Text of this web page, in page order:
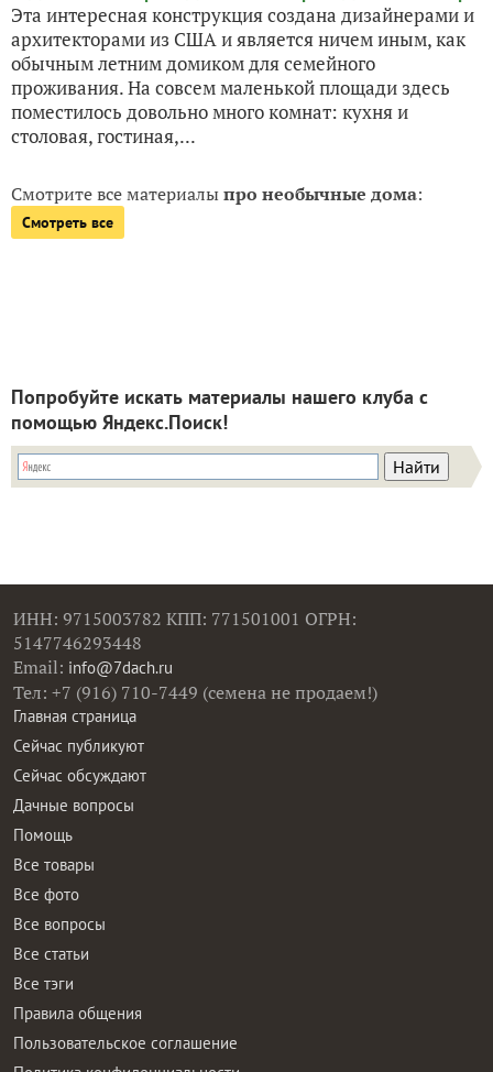
Эта интересная конструкция создана дизайнерами и
архитекторами из США и является ничем иным, как
обычным летним домиком для семейного
проживания. На совсем маленькой площади здесь
поместилось довольно много комнат: кухня и
столовая, гостиная,...
Смотрите все материалыпро необычные дома:
Смотреть все
Попробуйте искать материалы нашего клуба с
помощью Яндекс.Поиск!
ИНН: 9715003782 КПП: 771501001 ОГРН:
5147746293448
Email: info@7dach.ru
Тел: +7 (916) 710-7449 (семена не продаем!)
Главная страница
Сейчас публикуют
Сейчас обсуждают
Дачные вопросы
Помощь
Все товары
Все фото
Все вопросы
Все статьи
Все тэги
Правила общения
Пользовательское соглашение